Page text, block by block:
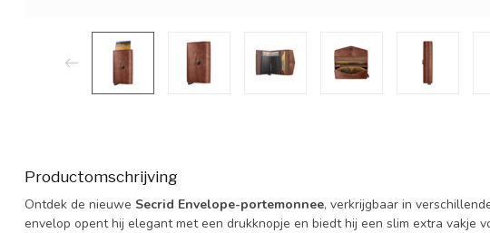
Productomschrijving
Ontdek de nieuwe Secrid Envelope-portemonnee, verkrijgbaar in
envelop opent hij elegant met een drukknopje en biedt hij een slim extra vakje